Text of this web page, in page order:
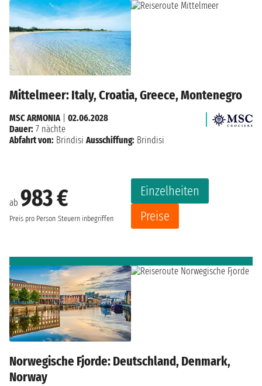
Mittelmeer: Italy, Croatia, Greece, Montenegro
ab 983 €
Preis pro Person Steuern inbegriffen
Einzelheiten
Preise
MSC ARMONIA| 02.06.2028
Dauer: 7 nächte
Abfahrt von: Brindisi Ausschiffung: Brindisi
Norwegische Fjorde: Deutschland, Denmark,
Norway